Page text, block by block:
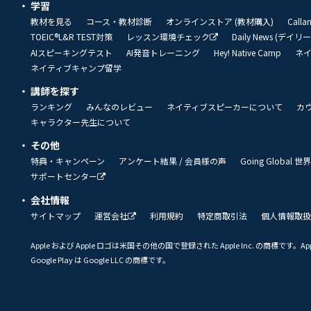
学習
教材を見る コース・教材診断 オンラインストア (教材購入)
TOEIC®L&R TEST対策
レッスン環境チェック
Daily News (デイリ
AIスピーキングテスト
AI発音トレーニング Hey! Native Camp
ネ
ネイティブキャンプ留学
講師を探す
ランキング みんなのレビュー ネイティブスピーカーについて
カ
キャラクター先生について
その他
特典・キャンペーン アンケート結果 / 会員様の声
Going Global 世
サポートセンター
会社情報
サイトマップ 運営会社 利用規約 特定商取引法 個人情報取
Apple および Apple ロゴは米国その他の国で登録された Apple Inc. の商標です。
Google Play は Google LLC の商標です。